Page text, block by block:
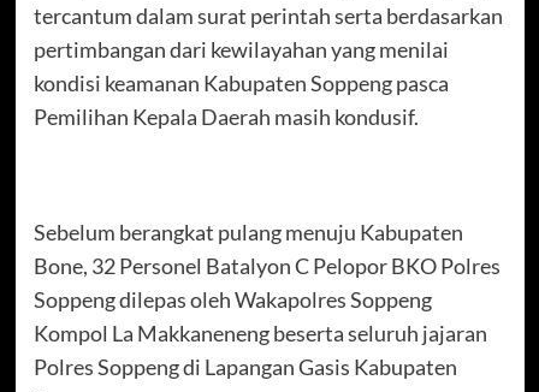
tercantum dalam surat perintah serta berdasarkan
pertimbangan dari kewilayahan yang menilai
kondisi keamanan Kabupaten Soppeng pasca
Pemilihan Kepala Daerah masih kondusif.
Sebelum berangkat pulang menuju Kabupaten
Bone, 32 Personel Batalyon C Pelopor BKO Polres
Soppeng dilepas oleh Wakapolres Soppeng
Kompol La Makkaneneng beserta seluruh jajaran
Polres Soppeng di Lapangan Gasis Kabupaten